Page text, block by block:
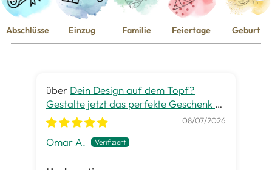
Abschlüsse Einzug Familie Feiertage Geburt
Dein Design auf dem Topf?
Gestalte jetzt das perfekte Geschenk zu
jedem Anlass
08/07/2026
Omar A.